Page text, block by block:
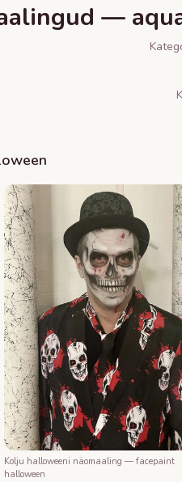
—
Kolju halloweeni näomaaling — facepaint
halloween